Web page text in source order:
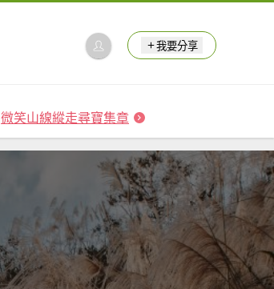
我要分享
微笑山線縱走尋寶集章